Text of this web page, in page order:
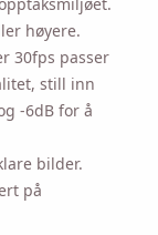
høyere.
30fps passer
still inn
-6dB for å
bilder.
på